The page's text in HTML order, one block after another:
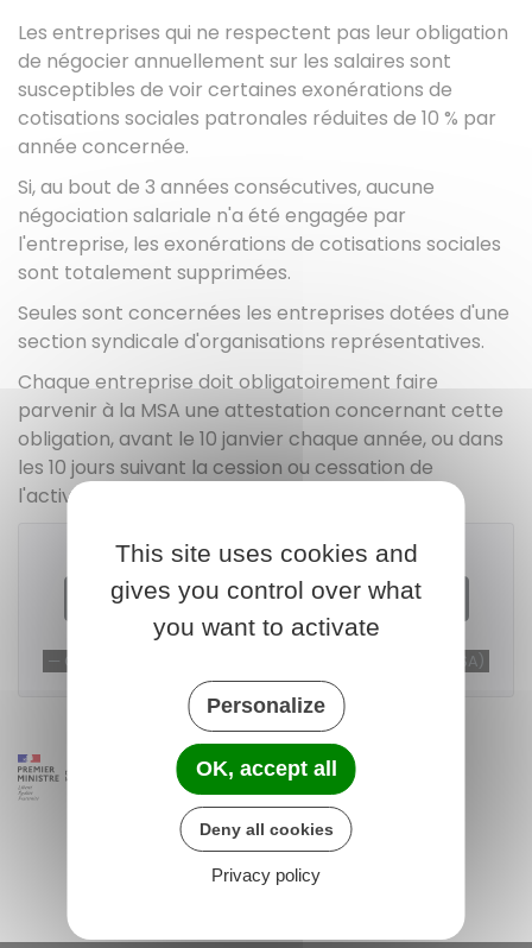
Les entreprises qui ne respectent pas leur obligation
de négocier annuellement sur les salaires sont
susceptibles de voir certaines exonérations de
cotisations sociales patronales réduites de 10 % par
année concernée.
Si, au bout de 3 années consécutives, aucune
négociation salariale n'a été engagée par
l'entreprise, les exonérations de cotisations sociales
sont totalement supprimées.
Seules sont concernées les entreprises dotées d'une
section syndicale d'organisations représentatives.
Chaque entreprise doit obligatoirement faire
parvenir à la MSA une attestation concernant cette
obligation, avant le 10 janvier chaque année, ou dans
les 10 jours suivant la cession ou cessation de
l'activité.
Télécharger le formulaire (218.0 KB)
Caisse centrale de la mutualité sociale agricole (MSA)
This site uses cookies and
gives you control over what
you want to activate
Personalize
OK, accept all
Deny all cookies
Privacy policy